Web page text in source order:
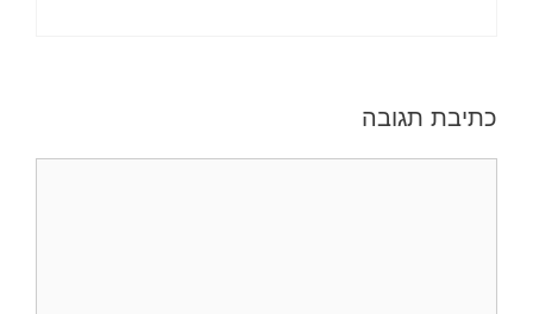
כתיבת תגובה